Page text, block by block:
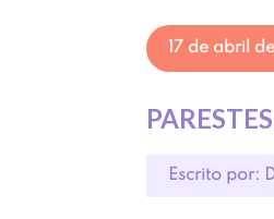
17 de abril
Escrito por: